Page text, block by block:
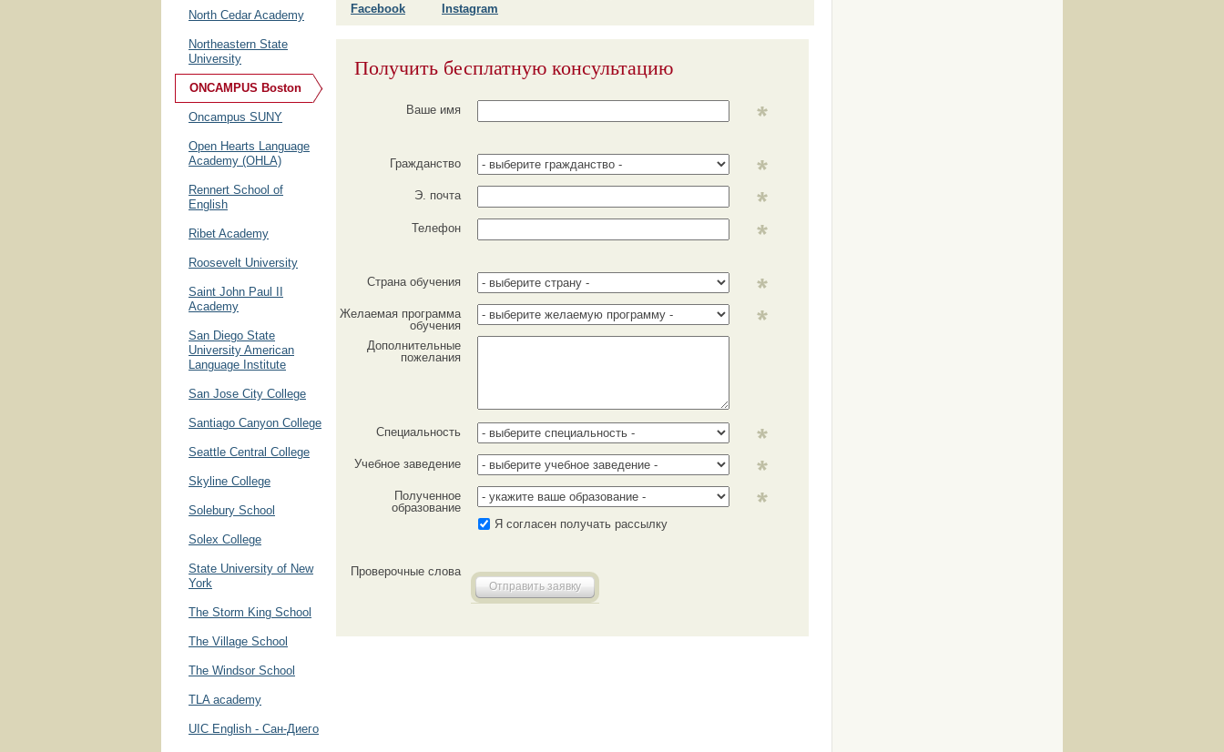
North Cedar Academy
Northeastern State
University
ONCAMPUS Boston
Oncampus SUNY
Open Hearts Language
Academy (OHLA)
Rennert School of
English
Ribet Academy
Roosevelt University
Saint John Paul II
Academy
San Diego State
University American
Language Institute
San Jose City College
Santiago Canyon College
Seattle Central College
Skyline College
Solebury School
Solex College
State University of New
York
The Storm King School
The Village School
The Windsor School
TLA academy
UIC English - Сан-Диего
Facebook Instagram
Получить бесплатную консультацию
Ваше имя
Гражданство
Э. почта
Телефон
Страна обучения
Желаемая программа
обучения
Дополнительные
пожелания
Специальность
Учебное заведение
Полученное
образование
Я согласен получать рассылку
Проверочные слова
Отправить заявку